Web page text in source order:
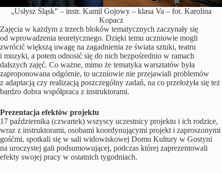
„Usłysz Śląsk” – instr. Kamil Gojowy – klasa Va – fot. Karolina
Kopacz
Zajęcia w każdym z trzech bloków tematycznych zaczynały się
od wprowadzenia teoretycznego. Dzięki temu uczniowie mogli
zwrócić większą uwagę na zagadnienia ze świata sztuki, teatru
i muzyki, a potem odnosić się do nich bezpośrednio w ramach
dalszych zajęć. Co ważne, mimo że tematyka warsztatów była
zaproponowana odgórnie, to uczniowie nie przejawiali problemów
z adaptacją czy realizacją poszczególny zadań, na co przełożyła się też
bardzo dobra współpraca z instruktorami.
Prezentacja efektów projektu
17 października (czwartek) wszyscy uczestnicy projektu i ich rodzice,
wraz z instruktorami, osobami koordynującymi projekt i zaproszonymi
gośćmi, spotkali się w sali widowiskowej Domu Kultury w Gostyni
na uroczystej gali podsumowującej, podczas której zaprezentowali
efekty swojej pracy w ostatnich tygodniach.